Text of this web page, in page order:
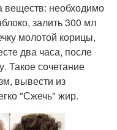
веществ: необходимо
залить 300 мл
молотой корицы,
два часа, после
Такое сочетание
вывести из
"Сжечь" жир.